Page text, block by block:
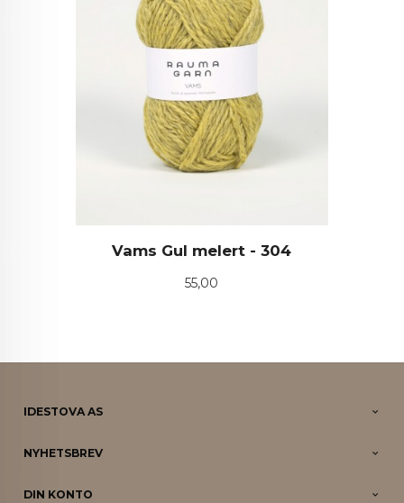
Vams Gul melert - 304
Pris
55,00
IDESTOVA AS
NYHETSBREV
DIN KONTO